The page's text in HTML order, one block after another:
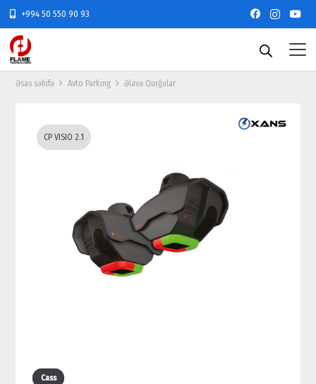
+994 50 550 90 93
Əsas səhifə Avto Parking Əlavə Qurğular
CP VISIO 2.1
Cass